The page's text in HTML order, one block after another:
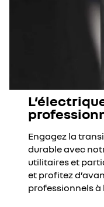
Engagez la
durable avec
utilitaires et
et profitez
professionnels à